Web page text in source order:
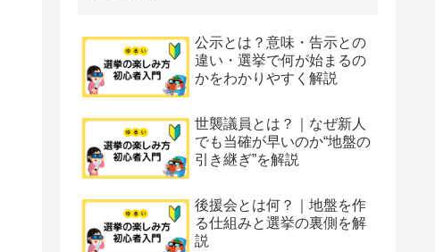
公示とは？意味・告示との
違い・選挙で何が始まるの
かをわかりやすく解説
世襲議員とは？｜なぜ新人
でも当確が早いのか“地盤の
引き継ぎ”を解説
後援会とは何？｜地盤を作
る仕組みと選挙の裏側を解
説